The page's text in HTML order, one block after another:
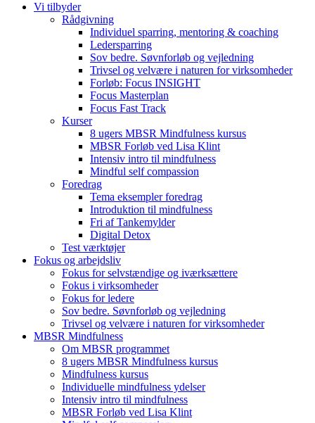
Vi tilbyder
Rådgivning
Individuel sparring, mentoring & coaching
Ledersparring
Sov bedre. Søvnforløb og vejledning
Trivsel og velvære i naturen for virksomheder
Forløb: Focus INSIGHT
Focus Masterplan
Focus Fast Track
Kurser
8 ugers MBSR Mindfulness kursus
MBSR Forløb ved Lisa Klint
Intensiv intro til mindfulness
Mindful self compassion
Foredrag
Tema eksempler foredrag
Introduktion til mindfulness
Fri af Tankemylder
Digital Detox
Test værktøjer
Fokus og arbejdsliv
Fokus for selvstændige og iværksættere
Fokus i virksomheder
Fokus for ledere
Sov bedre. Søvnforløb og vejledning
Trivsel og velvære i naturen for virksomheder
MBSR Mindfulness
Om MBSR programmet
8 ugers MBSR Mindfulness kursus
Mindfulness kursus
Individuelle mindfulness ydelser
Intensiv intro til mindfulness
MBSR Forløb ved Lisa Klint